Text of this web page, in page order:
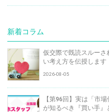
新着コラム
仮交際で既読スルーさ
い考え方を伝授します
2026-08-05
【第96回】実は「市
が知るべき『買い手』